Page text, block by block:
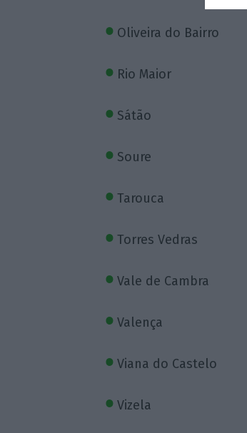
Oliveira do Bairro
Rio Maior
Sátão
Soure
Tarouca
Torres Vedras
Vale de Cambra
Valença
Viana do Castelo
Vizela